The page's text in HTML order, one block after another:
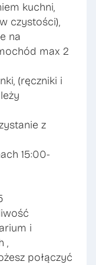
kuchni,
czystości),
na
max 2
(ręczniki i
z
15:00-
i
,
połączyć